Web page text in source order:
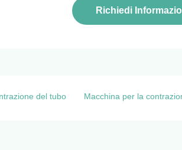
Richiedi
del tubo Macchina per la